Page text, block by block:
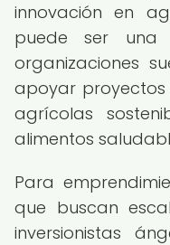
innovación en
puede ser una
organizaciones
apoyar
agrícolas
alimentos
Para
que buscan
inversionistas